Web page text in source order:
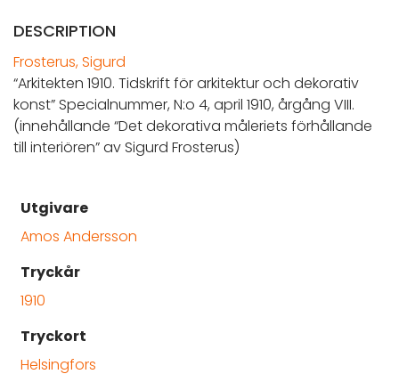
DESCRIPTION
Frosterus, Sigurd
“Arkitekten 1910. Tidskrift för arkitektur och dekorativ
konst” Specialnummer, N:o 4, april 1910, årgång VIII.
(innehållande “Det dekorativa måleriets förhållande
till interiören” av Sigurd Frosterus)
Utgivare
Amos Andersson
Tryckår
1910
Tryckort
Helsingfors